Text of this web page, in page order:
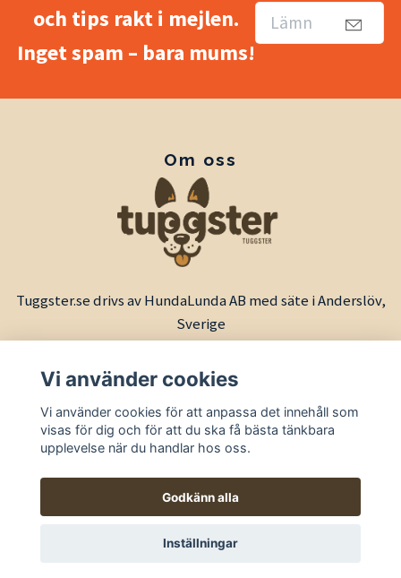
och tips rakt i mejlen.
Inget spam – bara mums!
Om oss
Tuggster.se drivs av HundaLunda AB med säte i Anderslöv,
Sverige
© 2026 Tuggster by HundaLunda
Vi använder cookies
Vi använder cookies för att anpassa det innehåll som
visas för dig och för att du ska få bästa tänkbara
upplevelse när du handlar hos oss.
Godkänn alla
Inställningar